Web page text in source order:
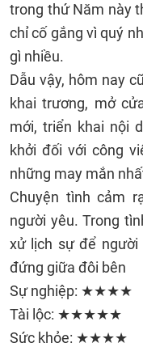
trong thứ Năm này
chỉ cố gắng vì quý
gì nhiều.
Dẫu vậy, hôm nay
khai trương, mở
mới, triển khai nội
khởi đối với công
những may mắn
Chuyện tình cảm
người yêu. Trong
xử lịch sự để người
đứng giữa đôi bên
Sự nghiệp: ★★★★
Tài lộc: ★★★★★
Sức khỏe: ★★★★